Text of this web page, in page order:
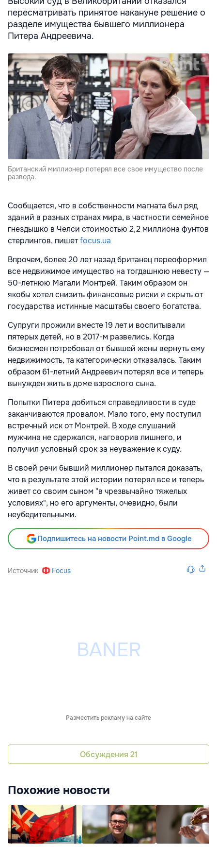
пересматривать принятое накануне решение о
разделе имущества бывшего миллионера
Питера Андреевича.
Британский миллионер потерял все свое имущество после
развода.
Сообщается, что в собственности магната был ряд
зданий в разных странах мира, в частности семейное
гнездышко в Челси стоимостью 2,2 миллиона фунтов
стерлингов, пишетfocus.ua
Впрочем, более 20 лет назад британец переоформил
все недвижимое имущество на тогдашнюю невесту —
50-летнюю Магали Монтрей. Таким образом он
якобы хотел снизить финансовые риски и скрыть от
государства истинные масштабы своего богатства.
Супруги прожили вместе 19 лет и воспитывали
пятерых детей, но в 2017-м развелись. Когда
бизнесмен потребовал от бывшей жены вернуть ему
недвижимость, та категорически отказалась. Таким
образом 61-летний Андреевич потерял все и теперь
вынужден жить в доме взрослого сына.
Попытки Питера добиться справедливости в суде
заканчиваются провалом. Мало того, ему поступил
встречный иск от Монтрей. В ходе слушаний
мужчина не сдержался, наговорив лишнего, и
получил условный срок за неуважение к суду.
В своей речи бывший миллионер пытался доказать,
что в результате этой истории потерял все и теперь
живет со своим сыном "в чрезвычайно тяжелых
условиях", но его аргументы, очевидно, были
неубедительными.
Подпишитесь на новости Point.md в Google
Источник Focus
Разместить рекламу на сайте
Обсуждения 21
Похожие новости